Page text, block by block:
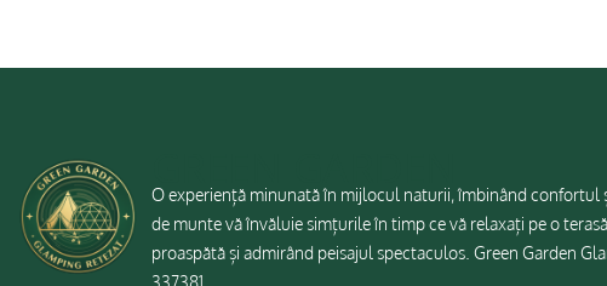
O experiență minunată în mijlocul naturii, îmbinând confortul
de munte vă învăluie simțurile în timp ce vă relaxați pe o
proaspătă și admirând peisajul spectaculos. Green Garden
337381